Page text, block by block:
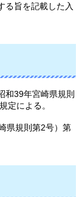
る旨を記載した入
和39年宮崎県規則
定による。
県規則第2号）第